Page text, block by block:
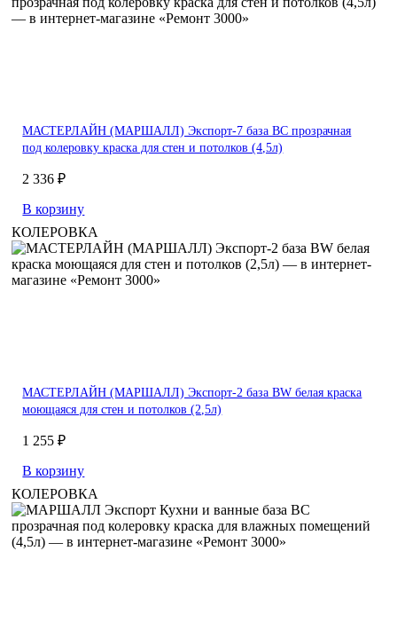
МАСТЕРЛАЙН (МАРШАЛЛ) Экспорт-7 база BC прозрачная
под колеровку краска для стен и потолков (4,5л)
2 336 ₽
В корзину
КОЛЕРОВКА
МАСТЕРЛАЙН (МАРШАЛЛ) Экспорт-2 база BW белая краска
моющаяся для стен и потолков (2,5л)
1 255 ₽
В корзину
КОЛЕРОВКА